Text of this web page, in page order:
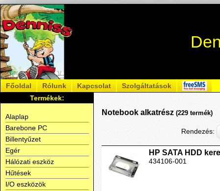
Főoldal Rólunk Kapcsolat
Szolgáltatások
Termékek:
Alaplap
Barebone PC
Billentyűzet
Egér
Hálózati eszköz
Hűtések
I/O eszközök
Notebook alkatrész (229 termék)
Rendezés:
HP SATA HDD
434106-001